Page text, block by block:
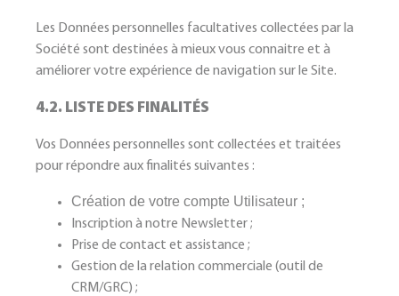
Les Données personnelles facultatives collectées par la
Société sont destinées à mieux vous connaitre et à
améliorer votre expérience de navigation sur le Site.
4.2. LISTE DES FINALITÉS
Vos Données personnelles sont collectées et traitées
pour répondre aux finalités suivantes :
Création de votre compte Utilisateur ;
Inscription à notre Newsletter ;
Prise de contact et assistance ;
Gestion de la relation commerciale (outil de
CRM/GRC) ;